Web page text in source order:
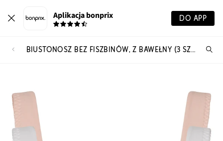
Aplikacja bonprix DO APP
BIUSTONOSZ BEZ FISZBINÓW, Z BAWEŁNY (3 SZT.)